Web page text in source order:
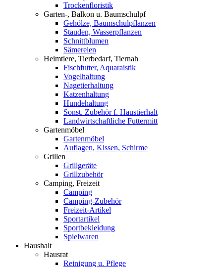
Trockenfloristik
Garten-, Balkon u. Baumschulpf
Gehölze, Baumschulpflanzen
Stauden, Wasserpflanzen
Schnittblumen
Sämereien
Heimtiere, Tierbedarf, Tiernah
Fischfutter, Aquaraistik
Vogelhaltung
Nagetierhaltung
Katzenhaltung
Hundehaltung
Sonst. Zubehör f. Haustierhalt
Landwirtschaftliche Futtermitt
Gartenmöbel
Gartenmöbel
Auflagen, Kissen, Schirme
Grillen
Grillgeräte
Grillzubehör
Camping, Freizeit
Camping
Camping-Zubehör
Freizeit-Artikel
Sportartikel
Sportbekleidung
Spielwaren
Haushalt
Hausrat
Reinigung u. Pflege